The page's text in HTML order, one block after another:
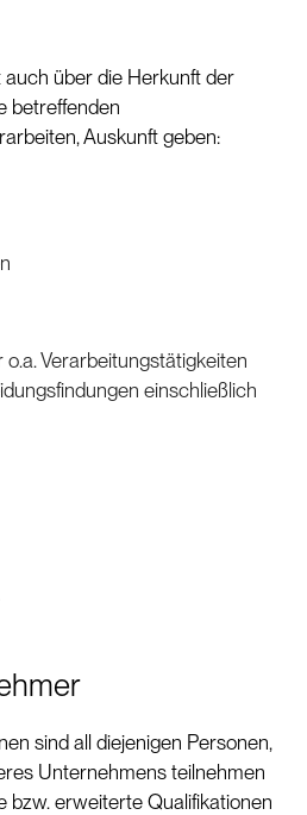
auch über die Herkunft der
betreffenden
Auskunft geben:
Verarbeitungstätigkeiten
einschließlich
sind all diejenigen Personen,
Unternehmens teilnehmen
bzw. erweiterte Qualifikationen